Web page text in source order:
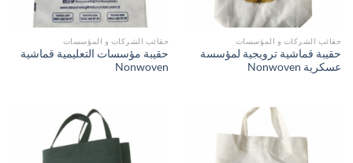
حقائب الشركات و المؤسسات
حقيبة قماشية ترويجية لمؤسسة
عسكرية Nonwoven
حقائب الشركات و المؤسسات
حقيبة مؤسسات التعليمية قماشية
Nonwoven